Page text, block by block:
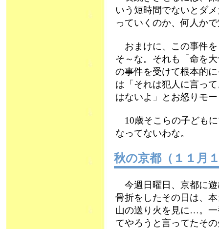
いう短時間でないとダ
っていくのか、何人か
おまけに、この事件を
そ～な。それも「命を
の事件を受けて根本的
は「それは犯人に言っ
はないよ」とお怒りモ
10歳そこらの子ども
なってないわな。
秋の京都（１１月
今週日曜日、京都に遊
骨折をしたその日は、
山の送り火を見に…。
てやろうと言ってたそ